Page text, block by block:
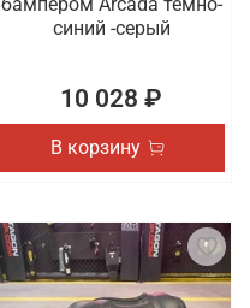
синий -серый
10 028 ₽
В корзину